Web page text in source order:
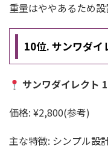
重量はややあるため設
10位. サンワダ
サンワダイレクト
価格: ¥2,800(参考)
主な特徴: シンプル設